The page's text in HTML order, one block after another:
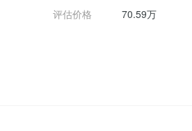
评估价格
70.59万